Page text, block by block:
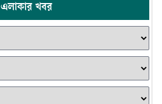
এলাকার খবর